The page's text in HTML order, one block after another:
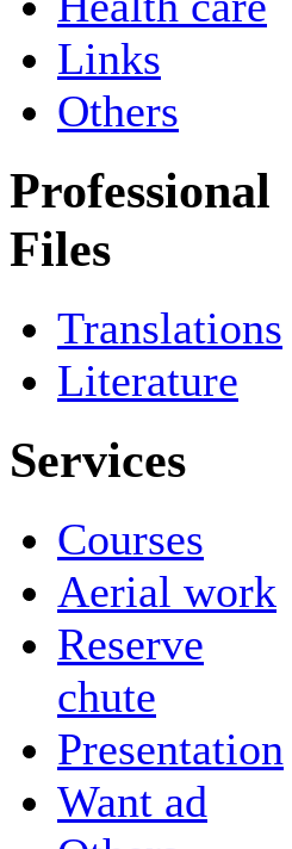
Links
Others
Professional
Files
Translations
Literature
Services
Courses
Aerial work
Reserve
chute
Presentation
Want ad